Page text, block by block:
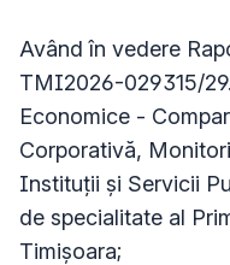
Având în vedere
TMI2026-029315/
Economice -
Corporativă,
Instituții și Servicii
de specialitate al
Timișoara;